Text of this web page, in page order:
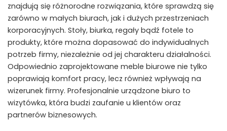
znajdują się różnorodne rozwiązania, które sprawdzą się
zarówno w małych biurach, jak i dużych przestrzeniach
korporacyjnych. Stoły, biurka, regały bądź fotele to
produkty, które można dopasować do indywidualnych
potrzeb firmy, niezależnie od jej charakteru działalności.
Odpowiednio zaprojektowane meble biurowe nie tylko
poprawiają komfort pracy, lecz również wpływają na
wizerunek firmy. Profesjonalnie urządzone biuro to
wizytówka, która budzi zaufanie u klientów oraz
partnerów biznesowych.